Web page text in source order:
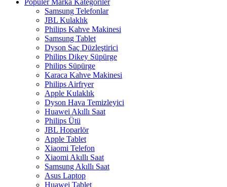
Popüler Marka Kategoriler
Samsung Telefonlar
JBL Kulaklık
Philips Kahve Makinesi
Samsung Tablet
Dyson Saç Düzleştirici
Philips Dikey Süpürge
Philips Süpürge
Karaca Kahve Makinesi
Philips Airfryer
Apple Kulaklık
Dyson Hava Temizleyici
Huawei Akıllı Saat
Philips Ütü
JBL Hoparlör
Apple Tablet
Xiaomi Telefon
Xiaomi Akıllı Saat
Samsung Akıllı Saat
Asus Laptop
Huawei Tablet